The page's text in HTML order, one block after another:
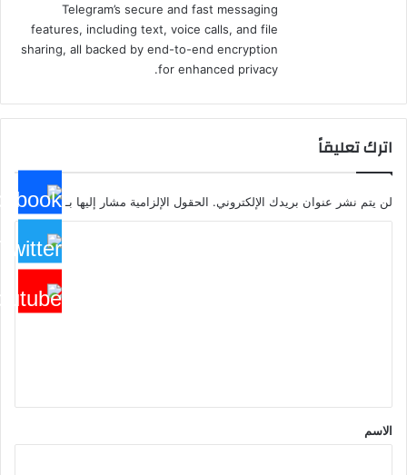
Telegram’s secure and fast messaging
features, including text, voice calls, and file
sharing, all backed by end-to-end encryption
for enhanced privacy.
اترك تعليقاً
لن يتم نشر عنوان بريدك الإلكتروني. الحقول الإلزامية مشار إليها بـ *
*
الاسم